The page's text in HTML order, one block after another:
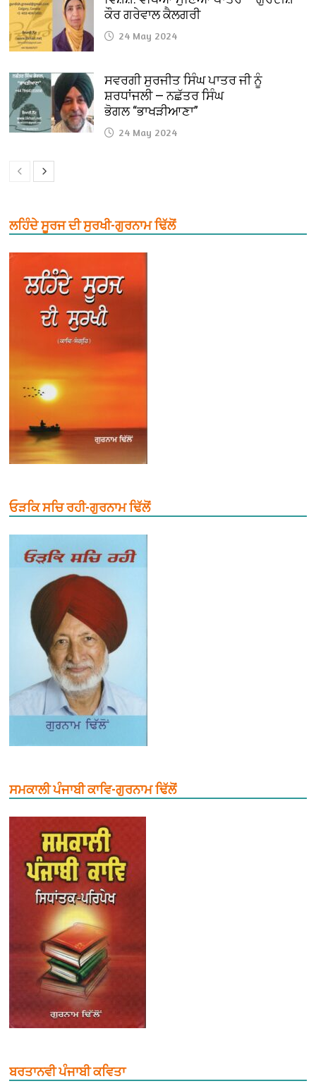
ਕੌਰ ਗਰੇਵਾਲ ਕੈਲਗਰੀ
24 May 2024
ਸਵਰਗੀ ਸੁਰਜੀਤ ਸਿੰਘ ਪਾਤਰ ਜੀ ਨੂੰ
ਸ਼ਰਧਾਂਜਲੀ — ਨਛੱਤਰ ਸਿੰਘ
ਭੋਗਲ “ਭਾਖੜੀਆਣਾ”
24 May 2024
ਲਹਿੰਦੇ ਸੂਰਜ ਦੀ ਸੁਰਖੀ-ਗੁਰਨਾਮ ਢਿੱਲੋਂ
ਓੜਕਿ ਸਚਿ ਰਹੀ-ਗੁਰਨਾਮ ਢਿੱਲੋਂ
ਸਮਕਾਲੀ ਪੰਜਾਬੀ ਕਾਵਿ-ਗੁਰਨਾਮ ਢਿੱਲੋਂ
ਬਰਤਾਨਵੀ ਪੰਜਾਬੀ ਕਵਿਤਾ